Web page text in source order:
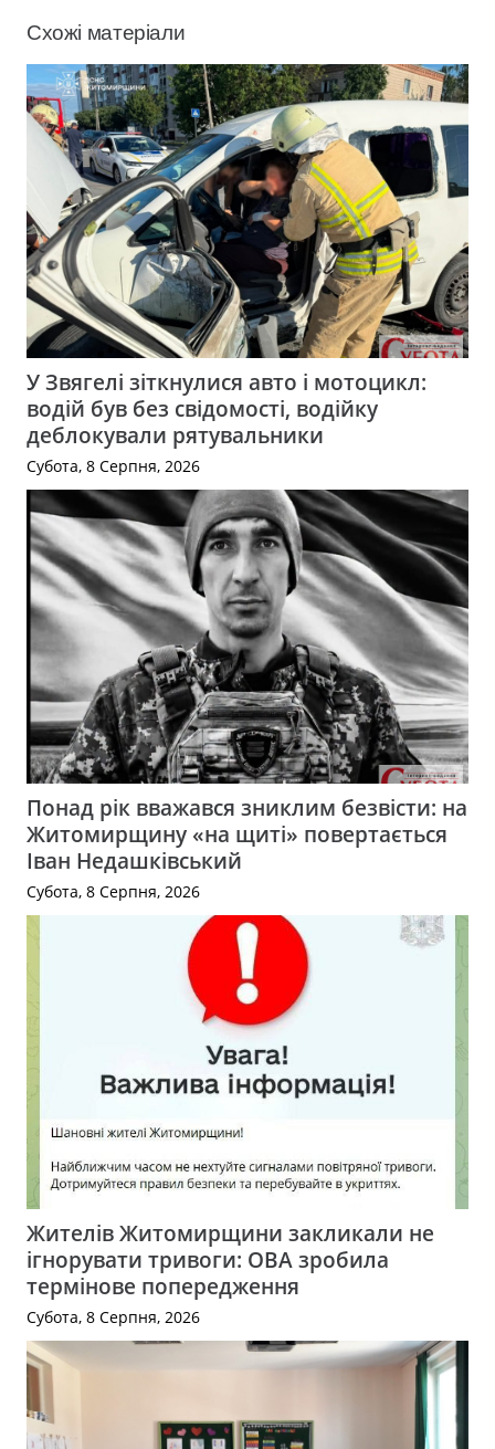
Схожі матеріали
У Звягелі зіткнулися авто і мотоцикл:
водій був без свідомості, водійку
деблокували рятувальники
Субота, 8 Серпня, 2026
Понад рік вважався зниклим безвісти: на
Житомирщину «на щиті» повертається
Іван Недашківський
Субота, 8 Серпня, 2026
Жителів Житомирщини закликали не
ігнорувати тривоги: ОВА зробила
термінове попередження
Субота, 8 Серпня, 2026